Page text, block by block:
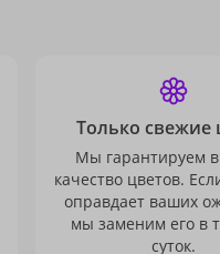
Только свежие
Мы гарантируем
качество цветов.
оправдает ваших
мы заменим его в
суток.